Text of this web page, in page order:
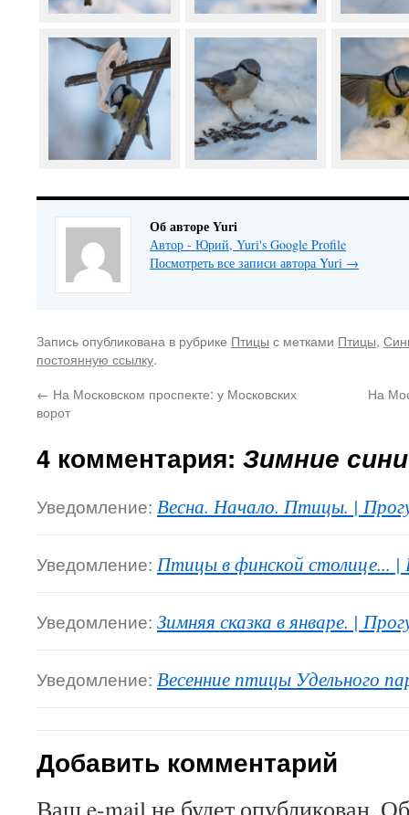
Об авторе Yuri
Автор - Юрий, Yuri's Google Profile
Посмотреть все записи автора Yuri →
Запись опубликована в рубрике Птицы с метками Птицы,
постоянную ссылку.
← На Московском проспекте: у Московских
ворот
На
4 комментария: Зимние
Уведомление: Весна. Начало. Птицы. |
Уведомление: Птицы в финской столице... |
Уведомление: Зимняя сказка в январе. |
Уведомление: Весенние птицы Удельного
Добавить комментарий
Ваш e-mail не будет опубликован.